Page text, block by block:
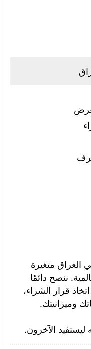
العراق متغيرة
ننصح دائمًا
قرار الشراء،
وميزانيتك.
الآخرون.